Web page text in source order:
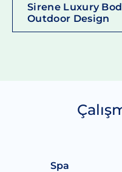
Sirene Luxury
Outdoor Design
Spa